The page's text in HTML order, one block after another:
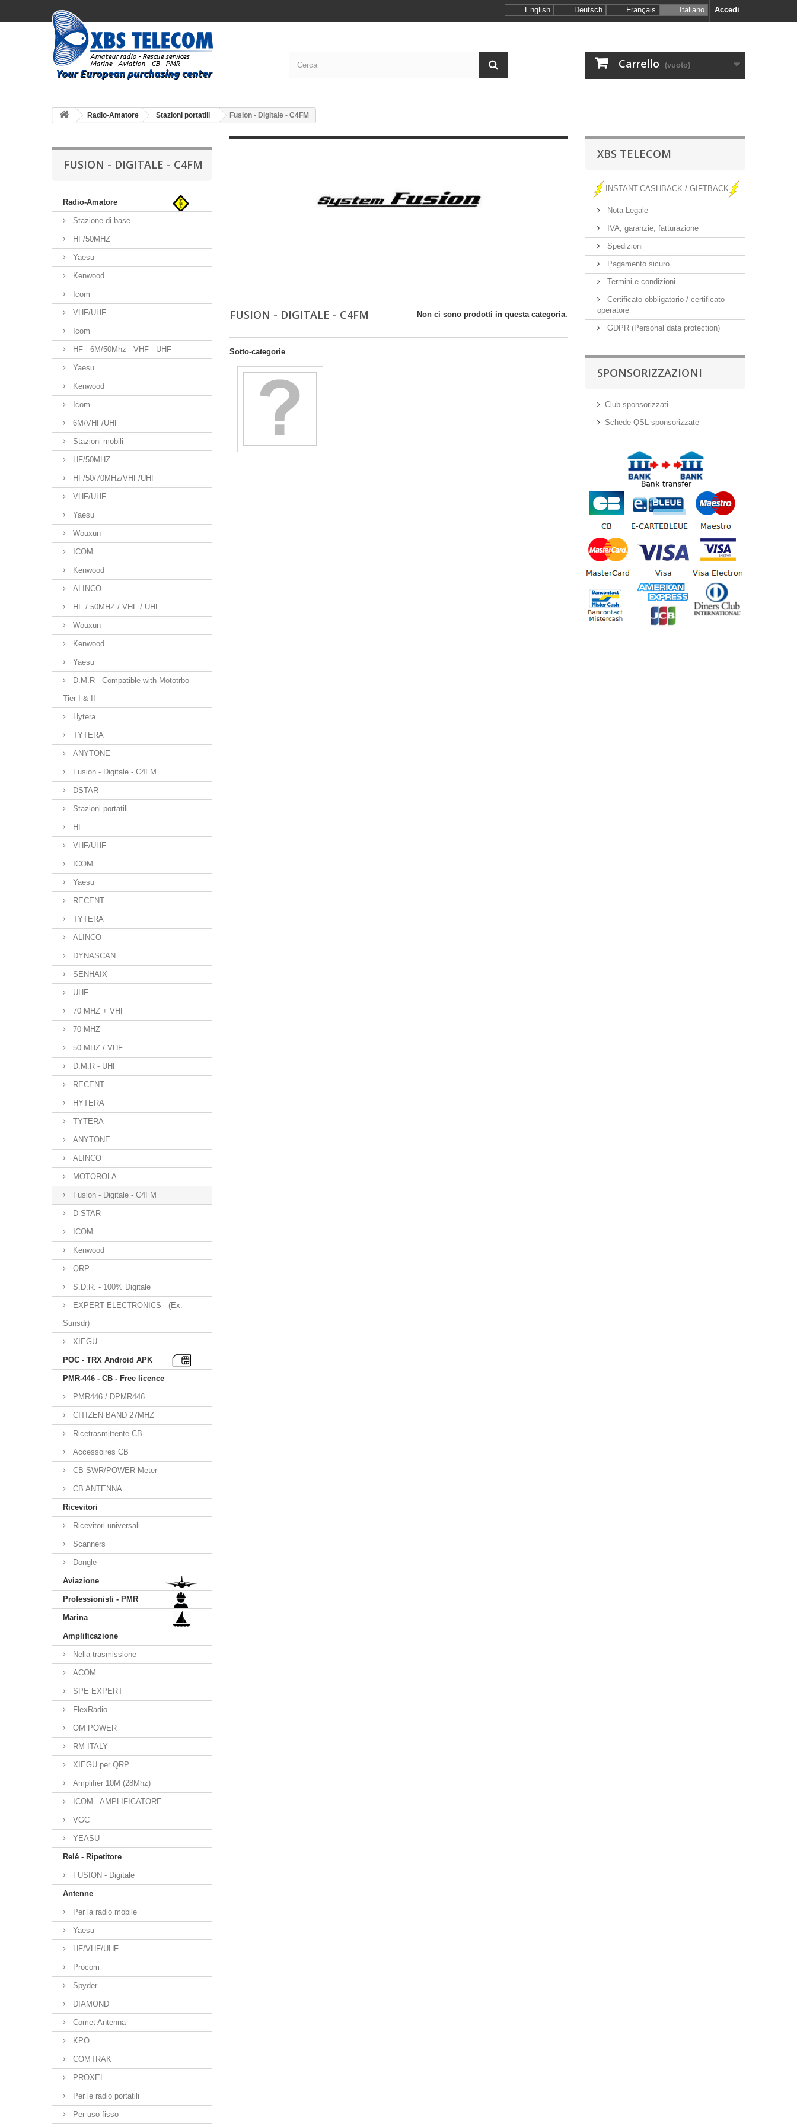
Accedi
English Deutsch Français Italiano
Carrello (vuoto)
Radio-Amatore Stazioni portatili Fusion - Digitale - C4FM
FUSION - DIGITALE - C4FM
Radio-Amatore
Stazione di base
HF/50MHZ
Yaesu
Kenwood
Icom
VHF/UHF
Icom
HF - 6M/50Mhz - VHF - UHF
Yaesu
Kenwood
Icom
6M/VHF/UHF
Stazioni mobili
HF/50MHZ
HF/50/70MHz/VHF/UHF
VHF/UHF
Yaesu
Wouxun
ICOM
Kenwood
ALINCO
HF / 50MHZ / VHF / UHF
Wouxun
Kenwood
Yaesu
D.M.R - Compatible with Mototrbo
Tier I & II
Hytera
TYTERA
ANYTONE
Fusion - Digitale - C4FM
DSTAR
Stazioni portatili
HF
VHF/UHF
ICOM
Yaesu
RECENT
TYTERA
ALINCO
DYNASCAN
SENHAIX
UHF
70 MHZ + VHF
70 MHZ
50 MHZ / VHF
D.M.R - UHF
RECENT
HYTERA
TYTERA
ANYTONE
ALINCO
MOTOROLA
Fusion - Digitale - C4FM
D-STAR
ICOM
Kenwood
QRP
S.D.R. - 100% Digitale
EXPERT ELECTRONICS - (Ex.
Sunsdr)
XIEGU
POC - TRX Android APK
PMR-446 - CB - Free licence
PMR446 / DPMR446
CITIZEN BAND 27MHZ
Ricetrasmittente CB
Accessoires CB
CB SWR/POWER Meter
CB ANTENNA
Ricevitori
Ricevitori universali
Scanners
Dongle
Aviazione
Professionisti - PMR
Marina
Amplificazione
Nella trasmissione
ACOM
SPE EXPERT
FlexRadio
OM POWER
RM ITALY
XIEGU per QRP
Amplifier 10M (28Mhz)
ICOM - AMPLIFICATORE
VGC
YEASU
Relé - Ripetitore
FUSION - Digitale
Antenne
Per la radio mobile
Yaesu
HF/VHF/UHF
Procom
Spyder
DIAMOND
Comet Antenna
KPO
COMTRAK
PROXEL
Per le radio portatili
Per uso fisso
FUSION - DIGITALE - C4FM Non ci sono prodotti in questa categoria.
Sotto-categorie
XBS TELECOM
INSTANT-CASHBACK / GIFTBACK
Nota Legale
IVA, garanzie, fatturazione
Spedizioni
Pagamento sicuro
Termini e condizioni
Certificato obbligatorio / certificato
operatore
GDPR (Personal data protection)
SPONSORIZZAZIONI
Club sponsorizzati
Schede QSL sponsorizzate